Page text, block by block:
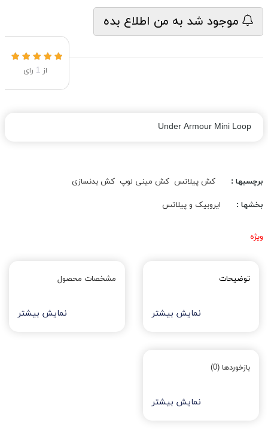
موجود شد به من اطلاع بده
از 1 رای
Under Armour Mini Loop
برچسبها : کش پیلاتس کش مینی لوپ کش بدنسازی
بخشها : ایروبیک و پیلاتس
ویژه
توضیحات
نمایش بیشتر
مشخصات محصول
نمایش بیشتر
بازخوردها (0)
نمایش بیشتر